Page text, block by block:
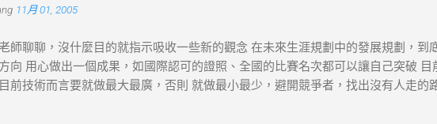
數據），然後通過已建立的 TCP 連線將請求發送到伺服器。 結果 ：伺服器接收
過程 ：伺服器確認請求內容後，由 HTTP 伺服器（如 httpd ）根據需求（例如讀
，並加上適當的 HTTP 狀態碼和標頭。 結果 ：伺服器將回應內容傳回給 curl 客
伺服器接收回應數據，並在終端或指定的輸出目標中顯示。 過程 ： curl 讀取
11月 01, 2005
師聊聊，沒什麼目的就指示吸收一些新的觀念 在未來生涯規劃中的發展規劃，到
向 用心做出一個成果，如國際認可的證照、全國的比賽名次都可以讓自己突破
前技術而言要就做最大最廣，否則 就做最小最少，避開競爭者，找出沒有人走的